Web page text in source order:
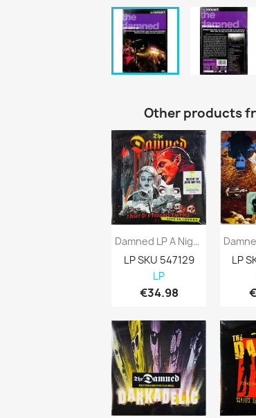
Other products
Damned LP A Night Of A Thousand Vampires...
LP SKU 547129
LP
€34.98
LP